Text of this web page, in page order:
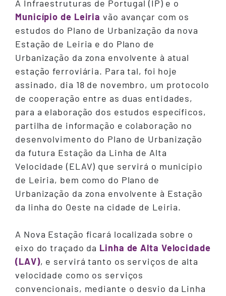
A Infraestruturas de Portugal (IP) e o
Município de Leiria vão avançar com os
estudos do Plano de Urbanização da nova
Estação de Leiria e do Plano de
Urbanização da zona envolvente à atual
estação ferroviária. Para tal, foi hoje
assinado, dia 18 de novembro, um protocolo
de cooperação entre as duas entidades,
para a elaboração dos estudos específicos,
partilha de informação e colaboração no
desenvolvimento do Plano de Urbanização
da futura Estação da Linha de Alta
Velocidade (ELAV) que servirá o município
de Leiria, bem como do Plano de
Urbanização da zona envolvente à Estação
da linha do Oeste na cidade de Leiria.
A Nova Estação ficará localizada sobre o
eixo do traçado da Linha de Alta Velocidade
(LAV), e servirá tanto os serviços de alta
velocidade como os serviços
convencionais, mediante o desvio da Linha